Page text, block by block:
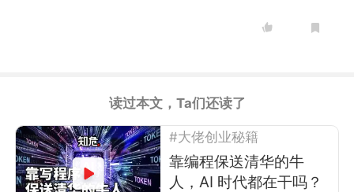
读过本文，Ta们还读了
#大佬创业秘籍
靠编程保送清华的牛
人，AI 时代都在干吗？